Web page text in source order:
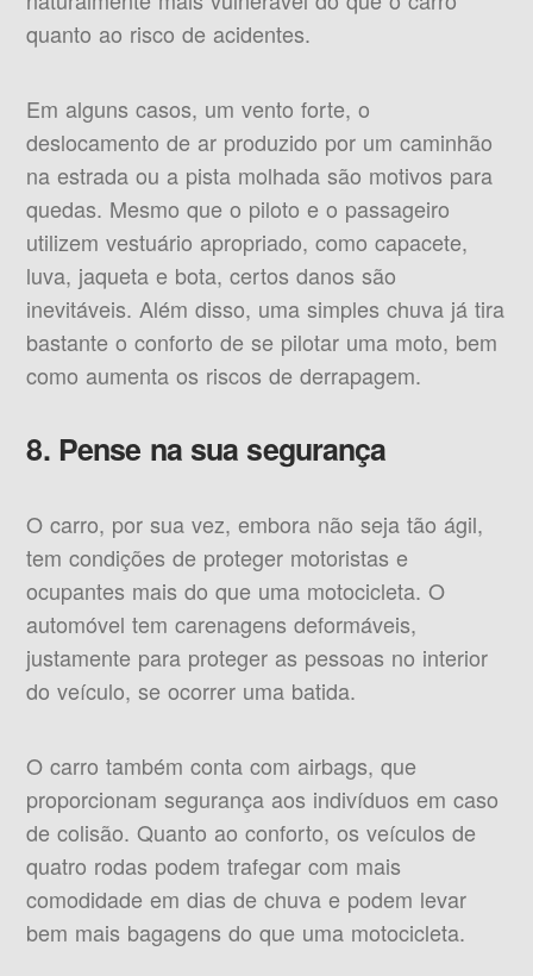
quanto ao risco de acidentes.
Em alguns casos, um vento forte, o
deslocamento de ar produzido por um caminhão
na estrada ou a pista molhada são motivos para
quedas. Mesmo que o piloto e o passageiro
utilizem vestuário apropriado, como capacete,
luva, jaqueta e bota, certos danos são
inevitáveis. Além disso, uma simples chuva já tira
bastante o conforto de se pilotar uma moto, bem
como aumenta os riscos de derrapagem.
8. Pense na sua segurança
O carro, por sua vez, embora não seja tão ágil,
tem condições de proteger motoristas e
ocupantes mais do que uma motocicleta. O
automóvel tem carenagens deformáveis,
justamente para proteger as pessoas no interior
do veículo, se ocorrer uma batida.
O carro também conta com airbags, que
proporcionam segurança aos indivíduos em caso
de colisão. Quanto ao conforto, os veículos de
quatro rodas podem trafegar com mais
comodidade em dias de chuva e podem levar
bem mais bagagens do que uma motocicleta.